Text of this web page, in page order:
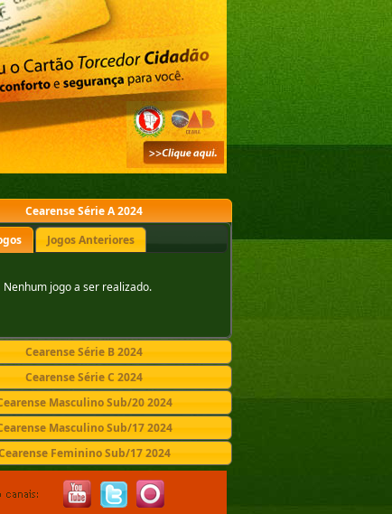
Cearense Série A 2024
Jogos Anteriores
Nenhum jogo a ser realizado.
Cearense Série B 2024
Cearense Série C 2024
Masculino Sub/20 2024
Masculino Sub/17 2024
Feminino Sub/17 2024